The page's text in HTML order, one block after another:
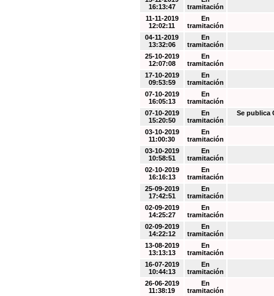
16:13:47
tramitación
11-11-2019
12:02:11
En
tramitación
04-11-2019
13:32:06
En
tramitación
25-10-2019
12:07:08
En
tramitación
17-10-2019
09:53:59
En
tramitación
07-10-2019
16:05:13
En
tramitación
07-10-2019
15:20:50
En
tramitación
Se publica
03-10-2019
11:00:30
En
tramitación
03-10-2019
10:58:51
En
tramitación
02-10-2019
16:16:13
En
tramitación
25-09-2019
17:42:51
En
tramitación
02-09-2019
14:25:27
En
tramitación
02-09-2019
14:22:12
En
tramitación
13-08-2019
13:13:13
En
tramitación
16-07-2019
10:44:13
En
tramitación
26-06-2019
11:38:19
En
tramitación